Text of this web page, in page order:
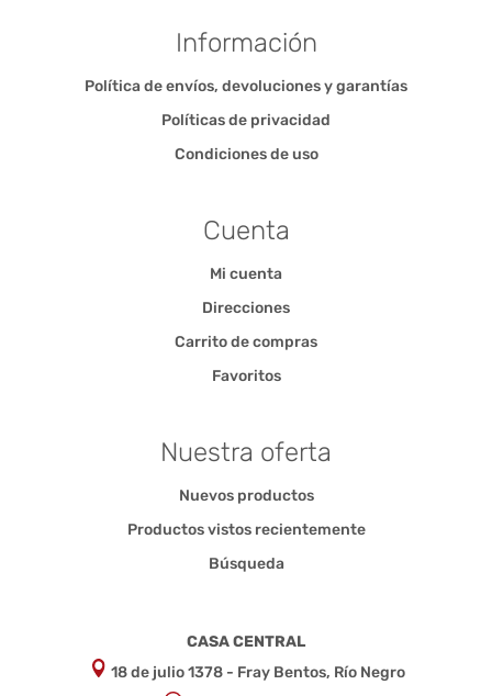
Información
Política de envíos, devoluciones y garantías
Políticas de privacidad
Condiciones de uso
Cuenta
Mi cuenta
Direcciones
Carrito de compras
Favoritos
Nuestra oferta
Nuevos productos
Productos vistos recientemente
Búsqueda
CASA CENTRAL
18 de julio 1378 - Fray Bentos, Río Negro